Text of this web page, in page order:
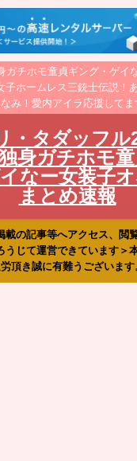
ガチホモ童貞ギング・ゲイ
子ホームレス三銃士伝説！
み！愛内アイラ応援してま
・タダッフル
身ガチホモ
なー女装子
まとめ速報
載の記事等へアクセス、閲
うじて運営できています＞
労頂き誠に有難うございます